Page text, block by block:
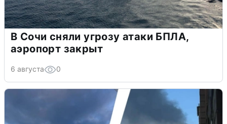
В Сочи сняли угрозу атаки БПЛА,
аэропорт закрыт
6 августа 0